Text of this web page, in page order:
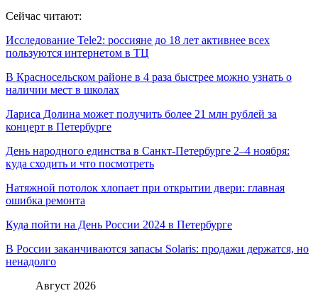
Сейчас читают:
Исследование Tele2: россияне до 18 лет активнее всех
пользуются интернетом в ТЦ
В Красносельском районе в 4 раза быстрее можно узнать о
наличии мест в школах
Лариса Долина может получить более 21 млн рублей за
концерт в Петербурге
День народного единства в Санкт-Петербурге 2–4 ноября:
куда сходить и что посмотреть
Натяжной потолок хлопает при открытии двери: главная
ошибка ремонта
Куда пойти на День России 2024 в Петербурге
В России заканчиваются запасы Solaris: продажи держатся, но
ненадолго
Август 2026